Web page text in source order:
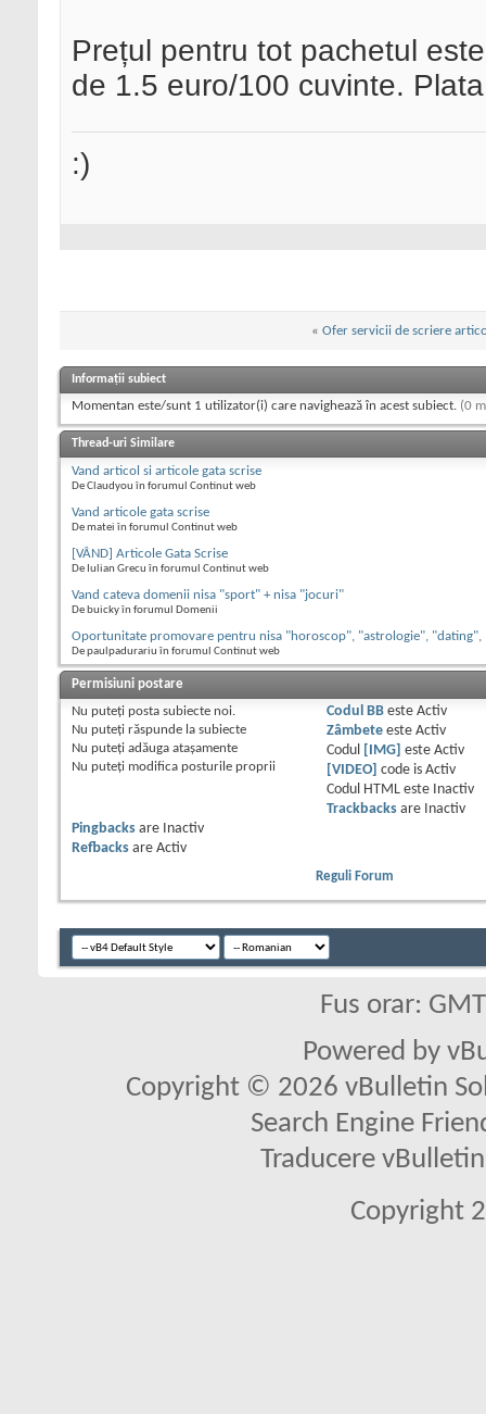
Prețul pentru tot pachetul
de 1.5 euro/100 cuvinte.
:)
« Ofer servicii de scriere
Informații subiect
Momentan este/sunt 1 utilizator(i) care navighează în acest subiect. (0
Thread-uri Similare
Vand articol si articole gata scrise
De Claudyou în forumul Continut web
Vand articole gata scrise
De matei în forumul Continut web
[VÂND] Articole Gata Scrise
De Iulian Grecu în forumul Continut web
Vand cateva domenii nisa "sport" + nisa "jocuri"
De buicky în forumul Domenii
Oportunitate promovare pentru nisa "horoscop", "astrologie",
De paulpadurariu în forumul Continut web
Permisiuni postare
Nu puteţi posta subiecte noi.
Nu puteţi răspunde la subiecte
Nu puteţi adăuga ataşamente
Nu puteţi modifica posturile proprii
Codul BBeste Activ
Zâmbeteeste Activ
Codul
[IMG] este Activ
[VIDEO]
code is Activ
Codul HTML este
Inactiv
Trackbacksare
Inactiv
Pingbacks are
Inactiv
Refbacks are Activ
Reguli Forum
Fus orar:
Powered by
Copyright © 2026 vBulletin
Search Engine
Traducere
Copyright